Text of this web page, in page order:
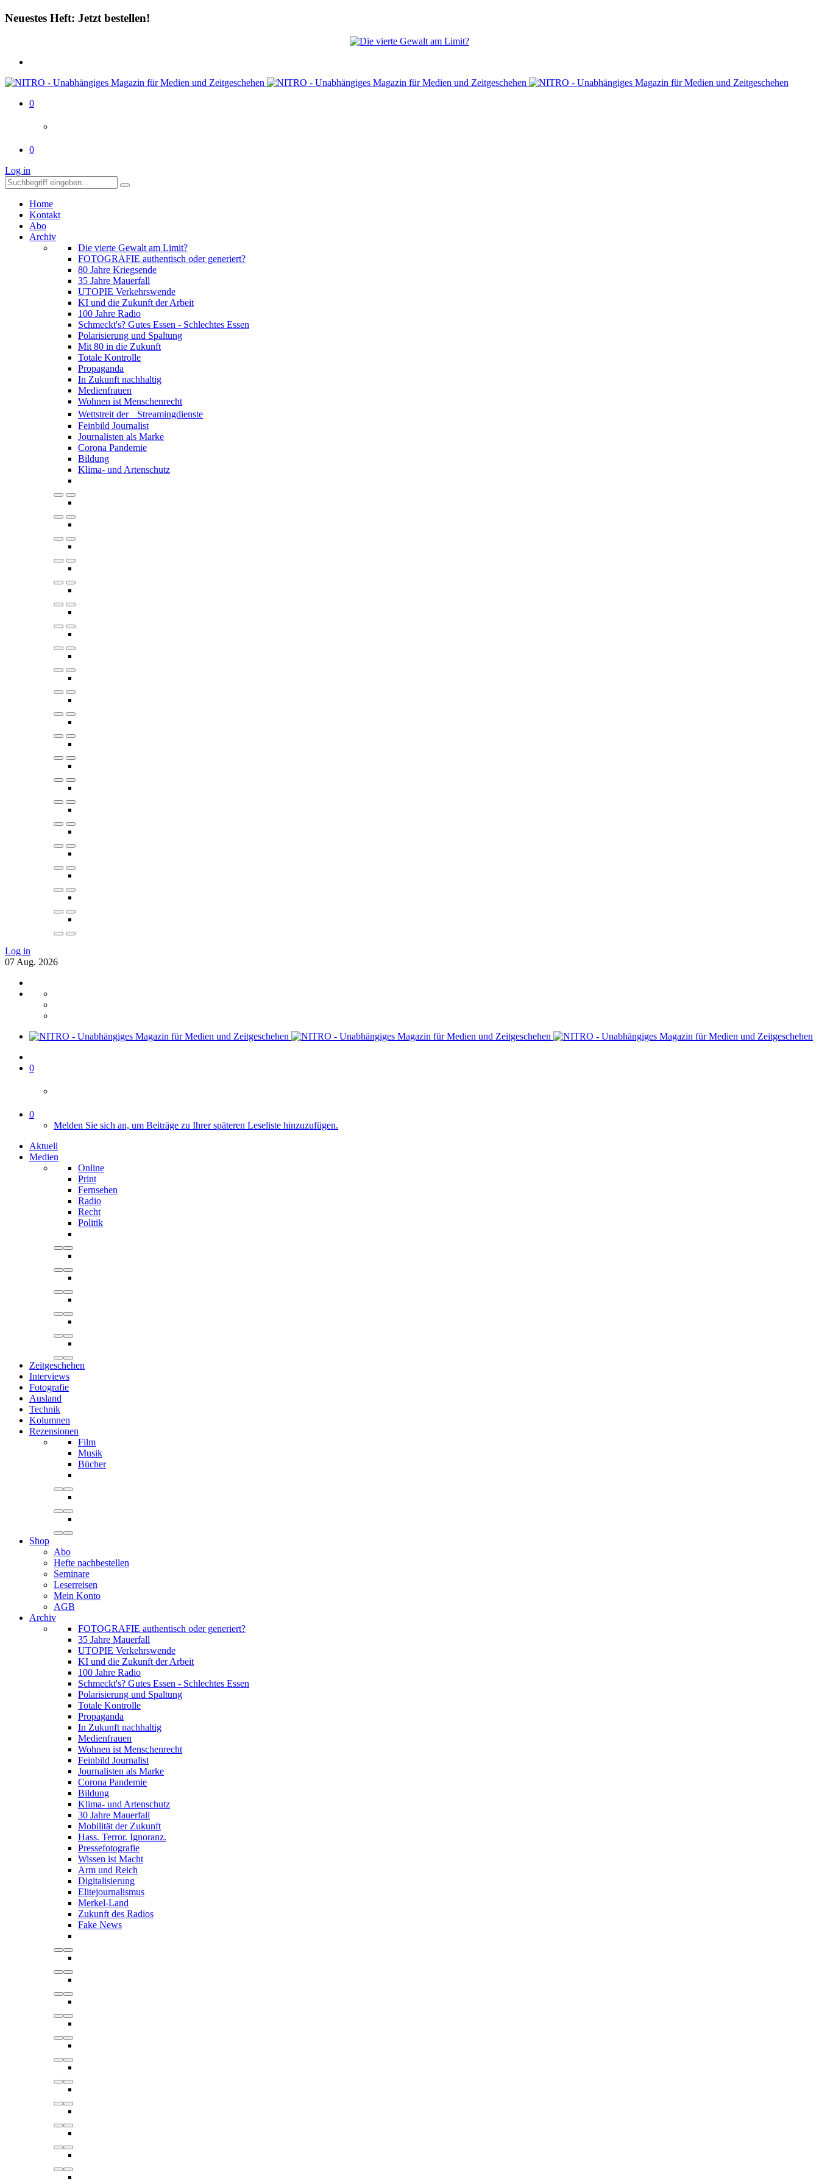
Neuestes Heft: Jetzt bestellen!
0
0
Log in
Home
Kontakt
Abo
Archiv
Die vierte Gewalt am Limit?
FOTOGRAFIE authentisch oder generiert?
80 Jahre Kriegsende
35 Jahre Mauerfall
UTOPIE Verkehrswende
KI und die Zukunft der Arbeit
100 Jahre Radio
Schmeckt's? Gutes Essen - Schlechtes Essen
Polarisierung und Spaltung
Mit 80 in die Zukunft
Totale Kontrolle
Propaganda
In Zukunft nachhaltig
Medienfrauen
Wohnen ist Menschenrecht
Wettstreit der Streamingdienste
Feinbild Journalist
Journalisten als Marke
Corona Pandemie
Bildung
Klima- und Artenschutz
Log in
07 Aug. 2026
0
0
Melden Sie sich an, um Beiträge zu Ihrer späteren Leseliste hinzuzufügen.
Aktuell
Medien
Online
Print
Fernsehen
Radio
Recht
Politik
Zeitgeschehen
Interviews
Fotografie
Ausland
Technik
Kolumnen
Rezensionen
Film
Musik
Bücher
Shop
Abo
Hefte nachbestellen
Seminare
Leserreisen
Mein Konto
AGB
Archiv
FOTOGRAFIE authentisch oder generiert?
35 Jahre Mauerfall
UTOPIE Verkehrswende
KI und die Zukunft der Arbeit
100 Jahre Radio
Schmeckt's? Gutes Essen - Schlechtes Essen
Polarisierung und Spaltung
Totale Kontrolle
Propaganda
In Zukunft nachhaltig
Medienfrauen
Wohnen ist Menschenrecht
Feinbild Journalist
Journalisten als Marke
Corona Pandemie
Bildung
Klima- und Artenschutz
30 Jahre Mauerfall
Mobilität der Zukunft
Hass. Terror. Ignoranz.
Pressefotografie
Wissen ist Macht
Arm und Reich
Digitalisierung
Elitejournalismus
Merkel-Land
Zukunft des Radios
Fake News